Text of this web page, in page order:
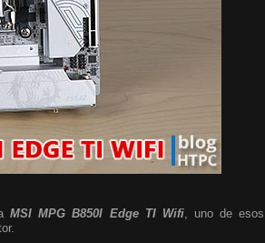
MSI MPG B850I Edge TI Wifi, uno de esos